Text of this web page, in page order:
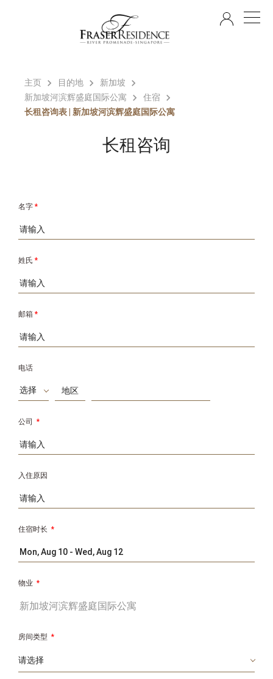
主页 目的地
新加坡
新加坡河滨辉盛庭国际公寓
住宿
长租咨询表 | 新加坡河滨辉盛庭国际公寓
长租咨询
名字 *
姓氏 *
邮箱 *
电话
选择
公司 *
入住原因
住宿时长 *
物业 *
房间类型 *